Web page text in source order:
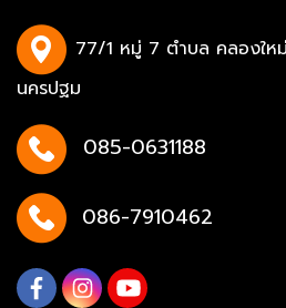
77/1 หมู่ 7 ตำบล คลองให
นครปฐม
085-0631188
086-7910462